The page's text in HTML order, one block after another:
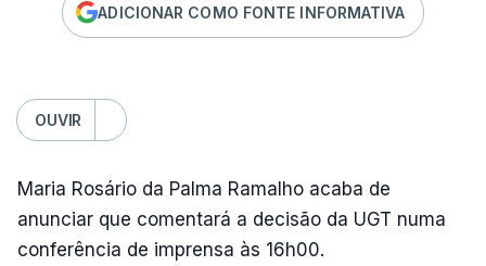
ADICIONAR COMO FONTE INFORMATIVA
OUVIR
Maria Rosário da Palma Ramalho acaba de
anunciar que comentará a decisão da UGT numa
conferência de imprensa às 16h00.